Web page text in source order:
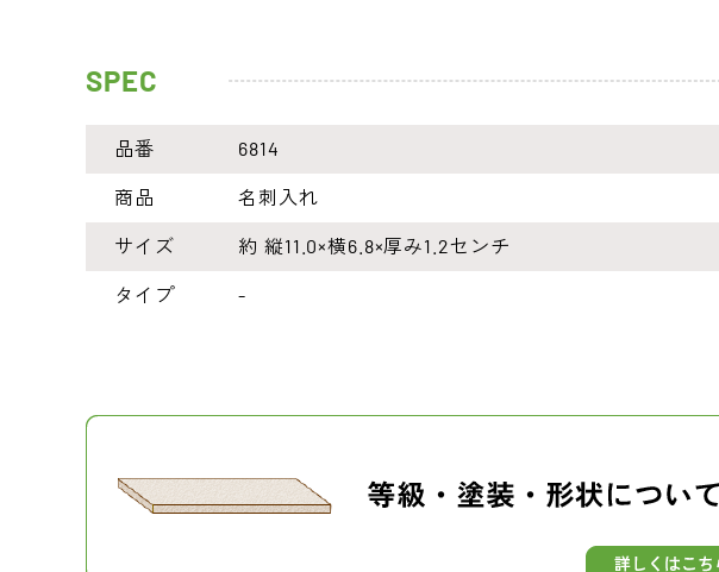
SPEC
品番 6814
商品 名刺入れ
サイズ 約 縦11.0×横6.8×厚み1.2センチ
タイプ -